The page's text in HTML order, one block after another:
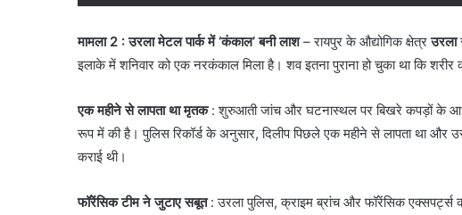
मामला 2 : उरला मेटल पार्क में ‘कंकाल’ बनी लाश– रायपुर के औद्योगिक क्षेत्रउरला
इलाके में शनिवार को एक नरकंकाल मिला है। शव इतना पुराना हो चुका था कि
एक महीने से लापता था मृतक: ​शुरुआती जांच और घटनास्थल पर बिखरे कपड़ों के
रूप में की है। पुलिस रिकॉर्ड के अनुसार, दिलीप पिछले एक महीने से लापता था और
कराई थी।
फॉरेंसिक टीम ने जुटाए सबूत: ​उरला पुलिस, क्राइम ब्रांच और फॉरेंसिक एक्सपर्ट्स